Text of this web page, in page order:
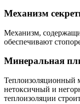
Механизм
Механизм,
обеспечивают
Минеральная
Теплоизоляционный
нетоксичный и
теплоизоляции